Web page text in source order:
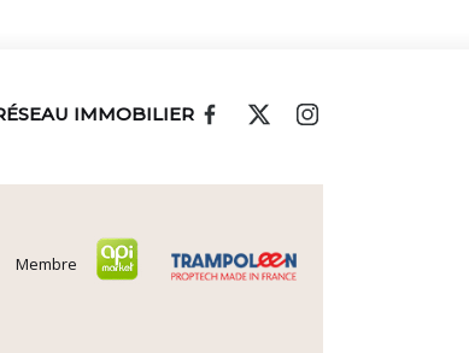
IMMOBILIER
Membre